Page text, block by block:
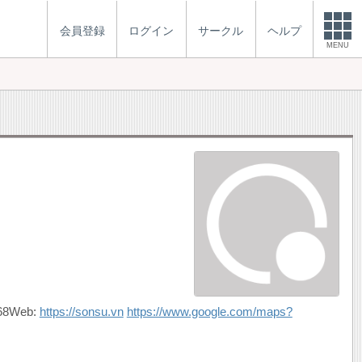
会員登録 ログイン サークル ヘルプ
MENU
https://sonsu.vn https://www.google.com/maps?